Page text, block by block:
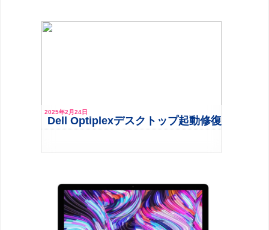
Dell Optiplexデスクトップ起動修復＆
2025年2月24日